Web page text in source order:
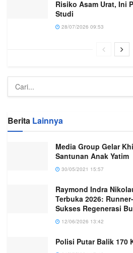
Risiko Asam Urat, Ini
Studi
28/07/2026 09:53
Berita Lainnya
Media Group Gelar
Santunan Anak Yatim
30/05/2021 15:57
Raymond Indra
Terbuka 2026:
Sukses Regenerasi
12/06/2026 13:42
Polisi Putar Balik 170